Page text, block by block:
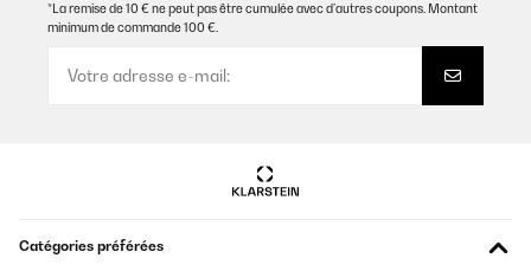
Wie immer sehr zufriedenstellend. Sehr guter Preis, hohe Qualität
Leistungsstarkes Doppelkochfeld, schönes Design und - für mich
*La remise de 10 € ne peut pas être cumulée avec d’autres coupons. Montant
minimum de commande 100 €.
Catégories préférées